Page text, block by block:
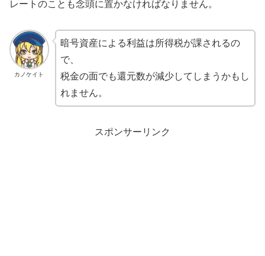
レートのことも念頭に置かなければなりません。
カノケイト
暗号資産による利益は所得税が課されるの
で、
税金の面でも還元数が減少してしまうかもし
れません。
スポンサーリンク